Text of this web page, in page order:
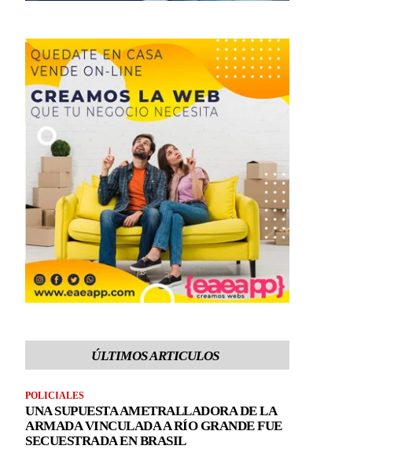
ÚLTIMOS ARTICULOS
POLICIALES
UNA SUPUESTA AMETRALLADORA DE LA
ARMADA VINCULADA A RÍO GRANDE FUE
SECUESTRADA EN BRASIL